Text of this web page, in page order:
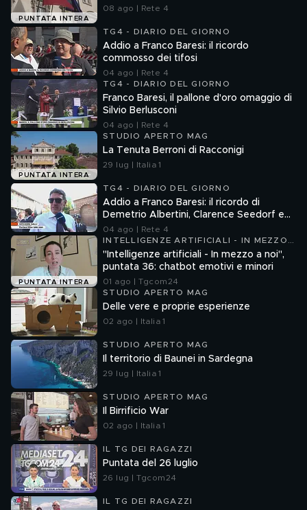
PUNTATA INTERA
08 ago | Rete 4
TG4 - DIARIO DEL GIORNO
Addio a Franco Baresi: il ricordo
commosso dei tifosi
04 ago | Rete 4
TG4 - DIARIO DEL GIORNO
Franco Baresi, il pallone d'oro omaggio di
Silvio Berlusconi
04 ago | Rete 4
PUNTATA INTERA
STUDIO APERTO MAG
La Tenuta Berroni di Racconigi
29 lug | Italia 1
TG4 - DIARIO DEL GIORNO
Addio a Franco Baresi: il ricordo di
Demetrio Albertini, Clarence Seedorf e
Giovanni Galli
04 ago | Rete 4
PUNTATA INTERA
INTELLIGENZE ARTIFICIALI - IN MEZZO
A NOI
"Intelligenze artificiali - In mezzo a noi",
puntata 36: chatbot emotivi e minori
01 ago | Tgcom24
STUDIO APERTO MAG
Delle vere e proprie esperienze
02 ago | Italia 1
STUDIO APERTO MAG
Il territorio di Baunei in Sardegna
29 lug | Italia 1
STUDIO APERTO MAG
Il Birrificio War
02 ago | Italia 1
IL TG DEI RAGAZZI
Puntata del 26 luglio
26 lug | Tgcom24
IL TG DEI RAGAZZI